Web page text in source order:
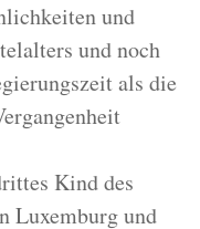
und
und noch
als die
Kind des
Luxemburg und